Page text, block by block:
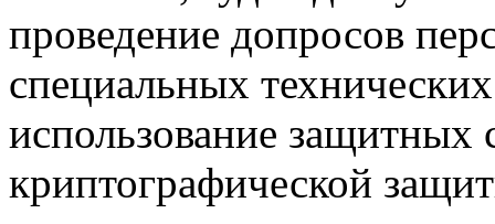
проведение допросов
специальных
использование защитных
криптографической